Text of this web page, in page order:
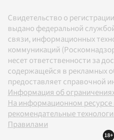
Свидетельство о
выдано федеральной
связи, информационных
коммуникаций
несет ответственности за
содержащейся в рекламных
предоставляет справочной
Информация об
На информационном
рекомендательные
Правилами
18+